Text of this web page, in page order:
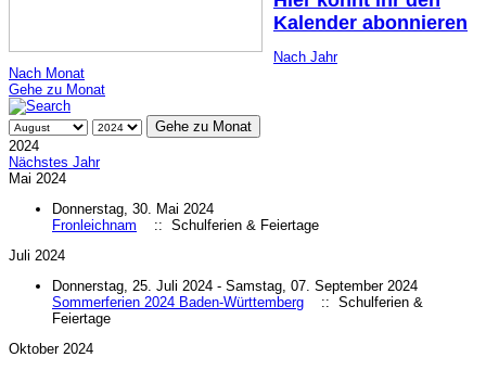
Kalender abonnieren
Nach Jahr
Nach Monat
Gehe zu Monat
Gehe zu Monat
2024
Nächstes Jahr
Mai 2024
Donnerstag, 30. Mai 2024
Fronleichnam
:: Schulferien & Feiertage
Juli 2024
Donnerstag, 25. Juli 2024 - Samstag, 07. September 2024
Sommerferien 2024 Baden-Württemberg
:: Schulferien &
Feiertage
Oktober 2024